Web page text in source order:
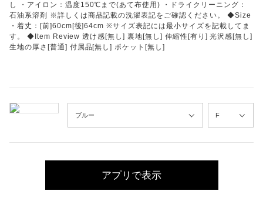
し ・アイロン：温度150℃まで(あて布使用) ・ドライクリーニング：
石油系溶剤 ※詳しくは商品記載の洗濯表記をご確認ください。 ◆Size
・着丈：[前]60cm[後]64cm ※サイズ表記には最小サイズを記載してま
す。 ◆Item Review 透け感[無し] 裏地[無し] 伸縮性[有り] 光沢感[無し]
生地の厚さ[普通] 付属品[無し] ポケット[無し]
アプリで表示